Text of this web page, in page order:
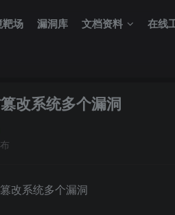
靶场 漏洞库 文档资料 在线
改系统多个漏洞
改系统多个漏洞